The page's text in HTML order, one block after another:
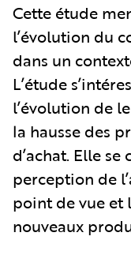
Cette étude
l’évolution du
dans un
L’étude
l’évolution de
la hausse des
d’achat. Elle
perception de
point de vue et
nouveaux